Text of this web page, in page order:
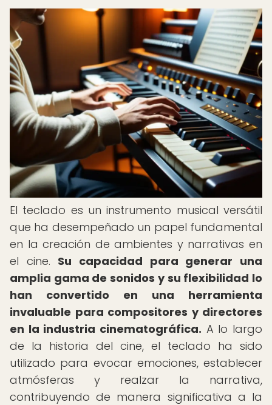
El teclado es un instrumento musical versátil
que ha desempeñado un papel fundamental
en la creación de ambientes y narrativas en
el cine. Su capacidad para generar una
amplia gama de sonidos y su flexibilidad lo
han convertido en una herramienta
invaluable para compositores y directores
en la industria cinematográfica. A lo largo
de la historia del cine, el teclado ha sido
utilizado para evocar emociones, establecer
atmósferas y realzar la narrativa,
contribuyendo de manera significativa a la